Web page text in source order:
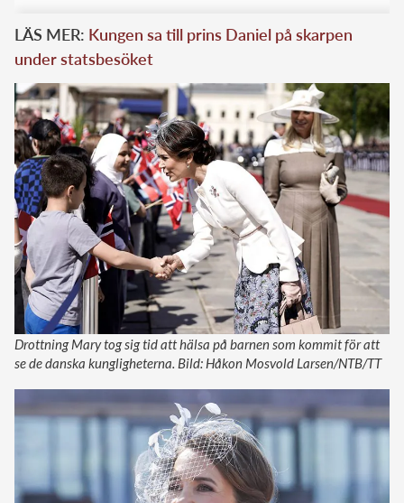
LÄS MER: Kungen sa till prins Daniel på skarpen
under statsbesöket
Drottning Mary tog sig tid att hälsa på barnen som kommit för att
se de danska kungligheterna. Bild: Håkon Mosvold Larsen/NTB/TT